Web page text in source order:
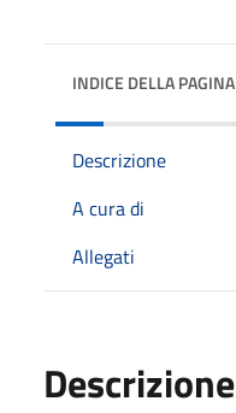
INDICE DELLA PAGINA
Descrizione
A cura di
Allegati
Descrizione